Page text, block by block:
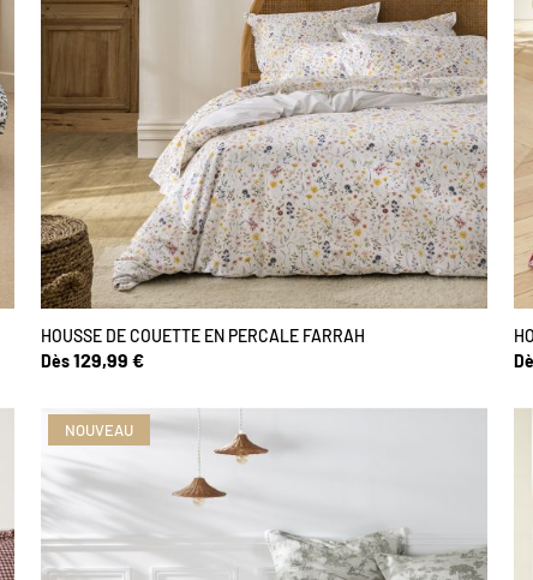
HOUSSE DE COUETTE EN PERCALE FARRAH
Dès129,99 €
NOUVEAU